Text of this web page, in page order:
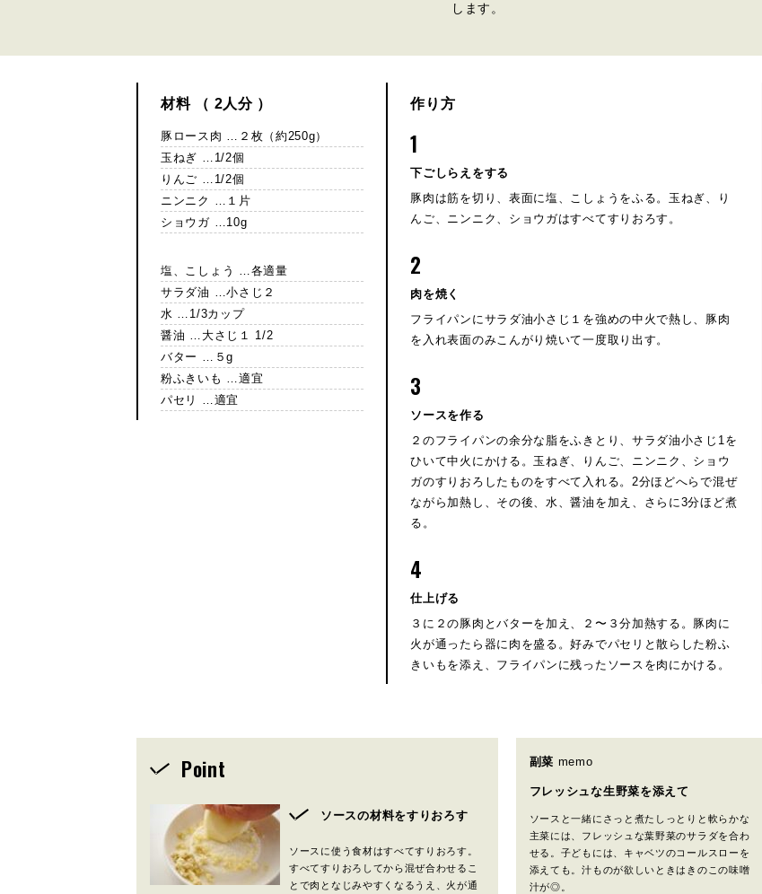
します。
材料 （ 2人分 ）
豚ロース肉 …２枚（約250g）
玉ねぎ …1/2個
りんご …1/2個
ニンニク …１片
ショウガ …10g
塩、こしょう …各適量
サラダ油 …小さじ２
水 …1/3カップ
醤油 …大さじ１ 1/2
バター …５g
粉ふきいも …適宜
パセリ …適宜
作り方
1
下ごしらえをする
豚肉は筋を切り、表面に塩、こしょうをふる。玉ねぎ、り
んご、ニンニク、ショウガはすべてすりおろす。
2
肉を焼く
フライパンにサラダ油小さじ１を強めの中火で熱し、豚肉
を入れ表面のみこんがり焼いて一度取り出す。
3
ソースを作る
２のフライパンの余分な脂をふきとり、サラダ油小さじ1を
ひいて中火にかける。玉ねぎ、りんご、ニンニク、ショウ
ガのすりおろしたものをすべて入れる。2分ほどへらで混ぜ
ながら加熱し、その後、水、醤油を加え、さらに3分ほど煮
る。
4
仕上げる
３に２の豚肉とバターを加え、２〜３分加熱する。豚肉に
火が通ったら器に肉を盛る。好みでパセリと散らした粉ふ
きいもを添え、フライパンに残ったソースを肉にかける。
Point
ソースの材料をすりおろす
ソースに使う食材はすべてすりおろす。
すべてすりおろしてから混ぜ合わせるこ
とで肉となじみやすくなるうえ、火が通
副菜 memo
フレッシュな生野菜を添えて
ソースと一緒にさっと煮たしっとりと軟らかな
主菜には、フレッシュな葉野菜のサラダを合わ
せる。子どもには、キャベツのコールスローを
添えても。汁ものが欲しいときはきのこの味噌
汁が◎。